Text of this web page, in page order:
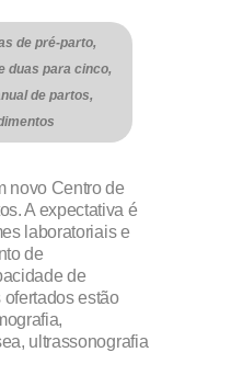
de pré-parto,
duas para cinco,
de partos,
novo Centro de
A expectativa é
laboratoriais e
de
de
estão
ultrassonografia